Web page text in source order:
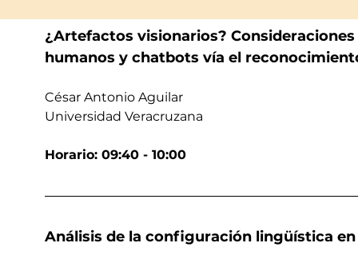
¿Artefactos visionarios?
humanos y chatbots vía el
César Antonio Aguilar
Universidad Veracruzana
Horario: 09:40 - 10:00
Análisis de la configuración lingüística